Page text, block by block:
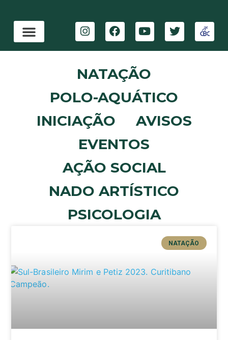
NATAÇÃO
POLO-AQUÁTICO
INICIAÇÃO
AVISOS
EVENTOS
AÇÃO SOCIAL
NADO ARTÍSTICO
PSICOLOGIA
NATAÇÃO